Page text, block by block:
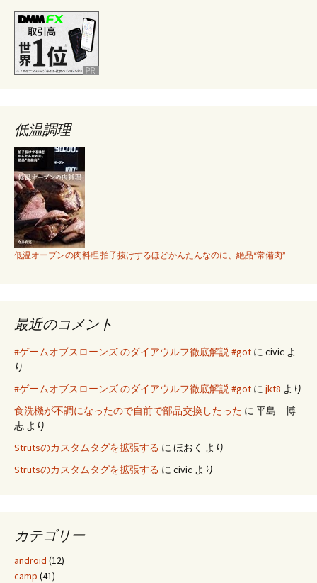
方
法
低温調理
低温オーブンの肉料理 拍子抜けするほどかんたんなのに、絶品“常備肉”
最近のコメント
#ゲームオブスローンズ のダイアウルフ徹底解説 #got に civic よ
り
#ゲームオブスローンズ のダイアウルフ徹底解説 #got に jkt8 より
食洗機が不調になったので自前で部品交換したった に 平島 博
志 より
Strutsのカスタムタグを拡張する に ほおく より
Strutsのカスタムタグを拡張する に civic より
カテゴリー
android (12)
camp (41)